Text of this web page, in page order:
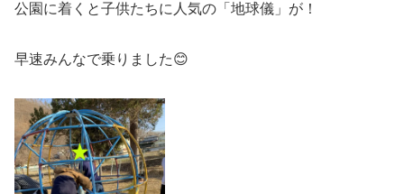
公園に着くと子供たちに人気の「地球儀」が！
早速みんなで乗りました😊